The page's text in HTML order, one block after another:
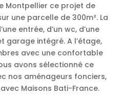
Montpellier ce projet de
une parcelle de 300m². La
entrée, d’un wc, d’une
garage intégré. A l’étage,
avec une confortable
avons sélectionné ce
nos aménageurs fonciers,
Maisons Bati-France.